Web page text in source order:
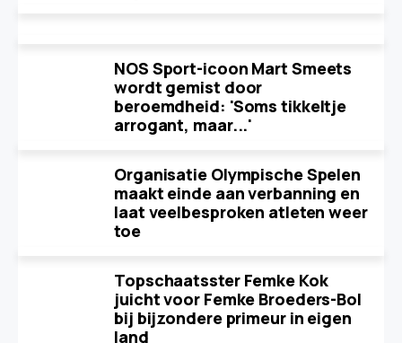
NOS Sport-icoon Mart Smeets
wordt gemist door
beroemdheid: 'Soms tikkeltje
arrogant, maar...'
Organisatie Olympische Spelen
maakt einde aan verbanning en
laat veelbesproken atleten weer
toe
Topschaatsster Femke Kok
juicht voor Femke Broeders-Bol
bij bijzondere primeur in eigen
land